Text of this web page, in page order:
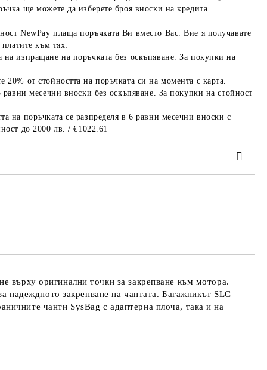
ще можете да изберете броя вноски на кредита.
NewPay плаща поръчката Ви вместо Вас. Вие я получавате
към тях:
изпращане на поръчката без оскъпяване. За покупки на
от стойността на поръчката си на момента с карта.
равни месечни вноски без оскъпяване. За покупки на стойност
на поръчката се разпределя в 6 равни месечни вноски с
до 2000 лв. / €1022.61
върху оригинални точки за закрепване към мотора.
надеждното закрепване на чантата. Багажникът SLC
чанти SysBag с адаптерна плоча, така и на